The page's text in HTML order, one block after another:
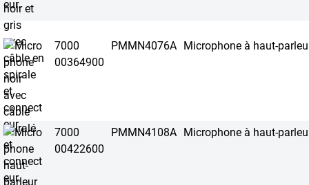
7000
00364900
PMMN4076A Microphone à haut-
7000
00422600
PMMN4108A Microphone à haut-